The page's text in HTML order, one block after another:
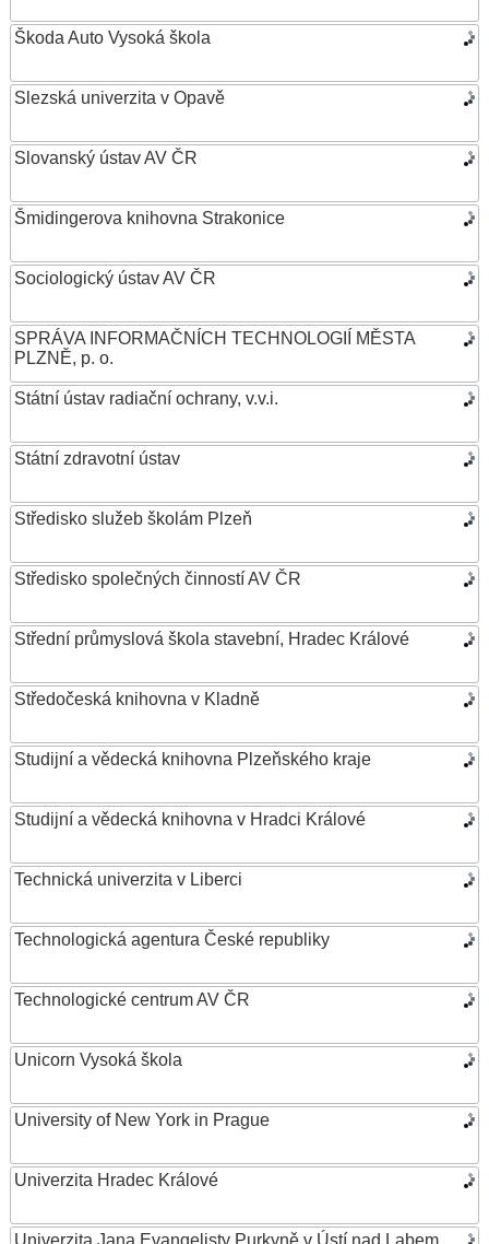
Škoda Auto Vysoká škola
Slezská univerzita v Opavě
Slovanský ústav AV ČR
Šmidingerova knihovna Strakonice
Sociologický ústav AV ČR
SPRÁVA INFORMAČNÍCH TECHNOLOGIÍ MĚSTA
PLZNĚ, p. o.
Státní ústav radiační ochrany, v.v.i.
Státní zdravotní ústav
Středisko služeb školám Plzeň
Středisko společných činností AV ČR
Střední průmyslová škola stavební, Hradec Králové
Středočeská knihovna v Kladně
Studijní a vědecká knihovna Plzeňského kraje
Studijní a vědecká knihovna v Hradci Králové
Technická univerzita v Liberci
Technologická agentura České republiky
Technologické centrum AV ČR
Unicorn Vysoká škola
University of New York in Prague
Univerzita Hradec Králové
Univerzita Jana Evangelisty Purkyně v Ústí nad Labem